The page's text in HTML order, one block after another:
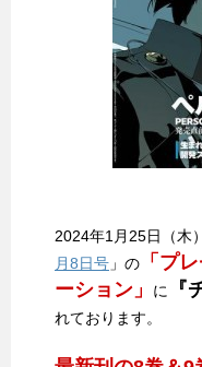
2024年1月25日（木
月8日号 」の
「プ
ーション」
に 『
れております。